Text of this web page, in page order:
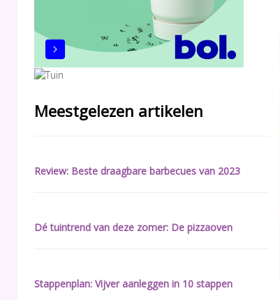
Meestgelezen artikelen
Review: Beste draagbare barbecues van 2023
Dé tuintrend van deze zomer: De pizzaoven
Stappenplan: Vijver aanleggen in 10 stappen